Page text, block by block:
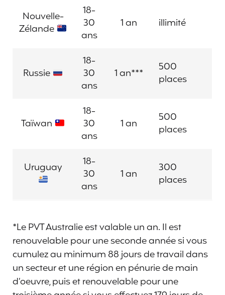
Nouvelle-
Zélande
18-
30
ans
1 an illimité
Russie
18-
30
ans
1 an***
500
places
Taïwan
18-
30
ans
1 an
500
places
Uruguay
18-
30
ans
1 an
300
places
*Le PVT Australie est valable un an. Il est
renouvelable pour une seconde année si vous
cumulez au minimum 88 jours de travail dans
un secteur et une région en pénurie de main
d’oeuvre, puis et renouvelable pour une